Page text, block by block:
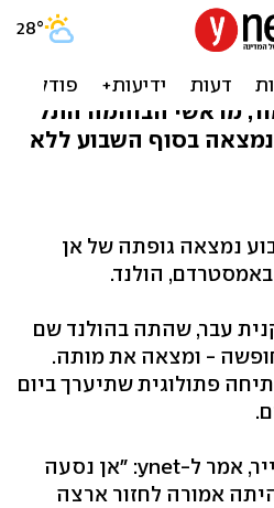
העבר
מראשי הבוהמה התל
בשנות ה-60, נמצאה בסוף השבוע ללא
נמצאה גופתה של אן
הולנד.
עבר, שהתה בהולנד שם
- ומצאה את מותה.
פתולוגית שתיערך ביום
דני דגן, גיסה של טוכמאייר, אמר ל-ynet: "אן נסעה
אמורה לחזור ארצה